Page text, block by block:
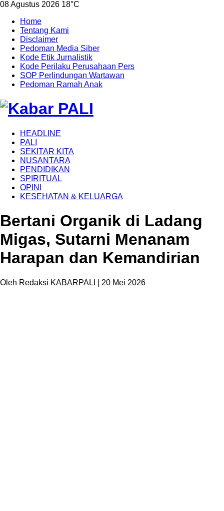
08 Agustus 2026 18°C
Home
Tentang Kami
Disclaimer
Pedoman Media Siber
Kode Etik Jurnalistik
Kode Perilaku Perusahaan Pers
SOP Perlindungan Wartawan
Pedoman Ramah Anak
HEADLINE
PALI
SEKITAR KITA
NUSANTARA
PENDIDIKAN
SPIRITUAL
OPINI
KESEHATAN & KELUARGA
Bertani Organik di Ladang
Migas, Sutarni Menanam
Harapan dan Kemandirian
Oleh Redaksi KABARPALI | 20 Mei 2026